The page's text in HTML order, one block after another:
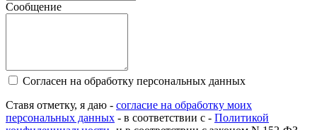
Сообщение
Согласен на обработку персональных данных
Ставя отметку, я даю - согласие на обработку моих
персональных данных - в соответствии с - Политикой